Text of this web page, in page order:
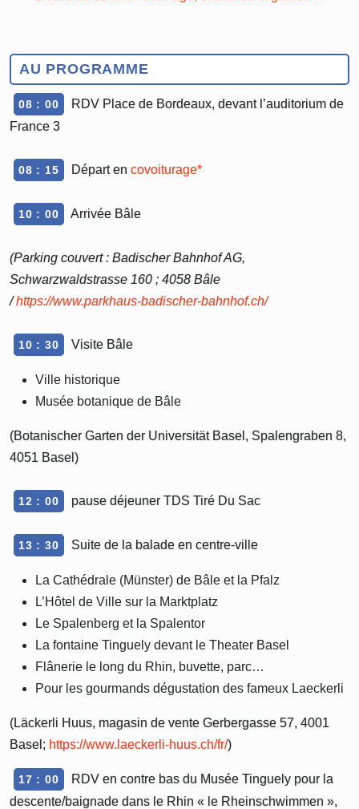
AU PROGRAMME
08 : 00
RDV Place de Bordeaux, devant l’auditorium de
France 3
08 : 15 Départ en covoiturage*
10 : 00 Arrivée Bâle
(Parking couvert : Badischer Bahnhof AG,
Schwarzwaldstrasse 160 ; 4058 Bâle
/https://www.parkhaus-badischer-bahnhof.ch/
10 : 30 Visite Bâle
Ville historique
Musée botanique de Bâle
(Botanischer Garten der Universität Basel, Spalengraben 8,
4051 Basel)
12 : 00 pause déjeuner TDS Tiré Du Sac
13 : 30 Suite de la balade en centre-ville
La Cathédrale (Münster) de Bâle et la Pfalz
L’Hôtel de Ville sur la Marktplatz
Le Spalenberg et la Spalentor
La fontaine Tinguely devant le Theater Basel
Flânerie le long du Rhin, buvette, parc…
Pour les gourmands dégustation des fameux Laeckerli
(Läckerli Huus, magasin de vente Gerbergasse 57, 4001
Basel; https://www.laeckerli-huus.ch/fr/)
17 : 00
RDV en contre bas du Musée Tinguely pour la
descente/baignade dans le Rhin « le Rheinschwimmen »,